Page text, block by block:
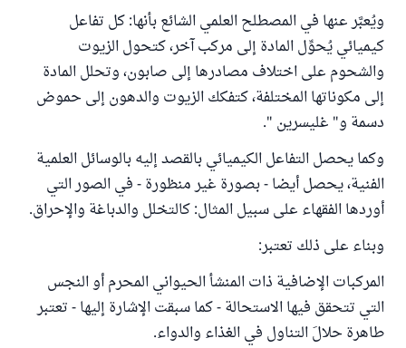
ويُعبَّر عنها في المصطلح العلمي الشائع بأنها: كل تفاعل
كيميائي يُحوِّل المادة إلى مركب آخر، كتحول الزيوت
والشحوم على اختلاف مصادرها إلى صابون، وتحلل المادة
إلى مكوناتها المختلفة، كتفكك الزيوت والدهون إلى حموض
دسمة و" غليسرين ".
وكما يحصل التفاعل الكيميائي بالقصد إليه بالوسائل العلمية
الفنية، يحصل أيضا - بصورة غير منظورة - في الصور التي
أوردها الفقهاء على سبيل المثال: كالتخلل والدباغة والإحراق.
وبناء على ذلك تعتبر:
المركبات الإضافية ذات المنشأ الحيواني المحرم أو النجس
التي تتحقق فيها الاستحالة - كما سبقت الإشارة إليها - تعتبر
طاهرة حلالَ التناول في الغذاء والدواء.